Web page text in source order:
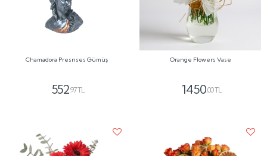
Chamadora Presnses Gümüş
552,97 TL
Orange Flowers Vase
1450,00 TL